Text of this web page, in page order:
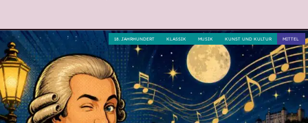
MITTEL
KUNST UND KULTUR
MUSIK
KLASSIK
18. JAHRHUNDERT